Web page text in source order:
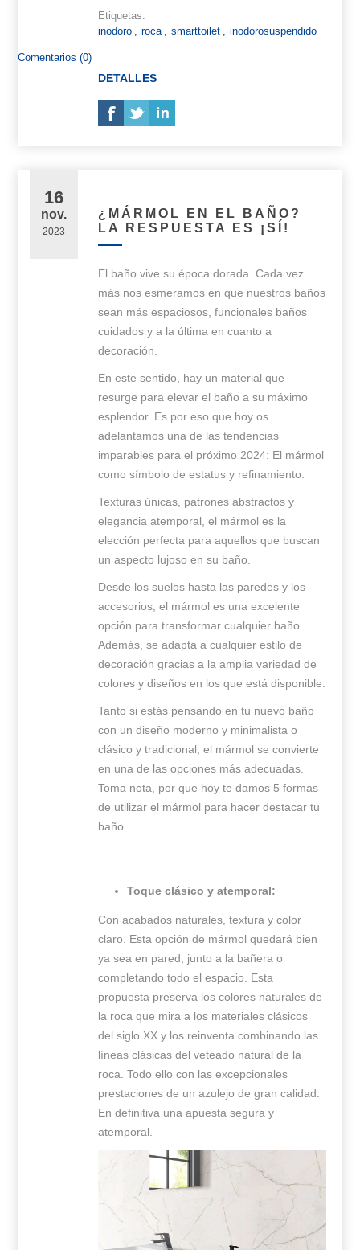
Etiquetas:
inodoro
roca smarttoilet inodorosuspendido
Comentarios (0)
DETALLES
¿MÁRMOL EN EL BAÑO?
LA RESPUESTA ES ¡SÍ!
16
nov.
2023
El baño vive su época dorada. Cada vez
más nos esmeramos en que nuestros baños
sean más espaciosos, funcionales baños
cuidados y a la última en cuanto a
decoración.
En este sentido, hay un material que
resurge para elevar el baño a su máximo
esplendor. Es por eso que hoy os
adelantamos una de las tendencias
imparables para el próximo 2024: El mármol
como símbolo de estatus y refinamiento.
Texturas únicas, patrones abstractos y
elegancia atemporal, el mármol es la
elección perfecta para aquellos que buscan
un aspecto lujoso en su baño.
Desde los suelos hasta las paredes y los
accesorios, el mármol es una excelente
opción para transformar cualquier baño.
Además, se adapta a cualquier estilo de
decoración gracias a la amplia variedad de
colores y diseños en los que está disponible.
Tanto si estás pensando en tu nuevo baño
con un diseño moderno y minimalista o
clásico y tradicional, el mármol se convierte
en una de las opciones más adecuadas.
Toma nota, por que hoy te damos 5 formas
de utilizar el mármol para hacer destacar tu
baño.
Toque clásico y atemporal:
Con acabados naturales, textura y color
claro. Esta opción de mármol quedará bien
ya sea en pared, junto a la bañera o
completando todo el espacio. Esta
propuesta preserva los colores naturales de
la roca que mira a los materiales clásicos
del siglo XX y los reinventa combinando las
líneas clásicas del veteado natural de la
roca. Todo ello con las excepcionales
prestaciones de un azulejo de gran calidad.
En definitiva una apuesta segura y
atemporal.